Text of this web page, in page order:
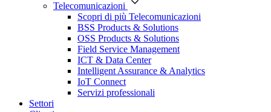
Telecomunicazioni
Scopri di più Telecomunicazioni
BSS Products & Solutions
OSS Products & Solutions
Field Service Management
ICT & Data Center
Intelligent Assurance & Analytics
IoT Connect
Servizi professionali
Settori